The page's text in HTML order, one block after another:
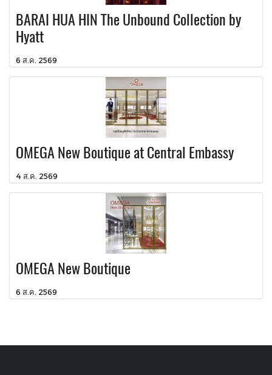
BARAI HUA HIN The Unbound Collection by
Hyatt
6 ส.ค. 2569
OMEGA New Boutique at Central Embassy
4 ส.ค. 2569
OMEGA New Boutique
6 ส.ค. 2569